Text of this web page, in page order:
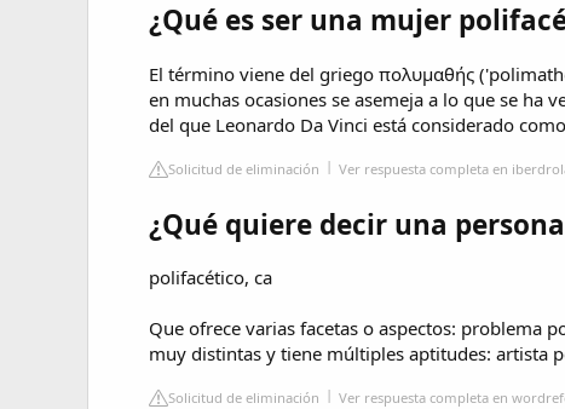
¿Qué es ser una mujer
El término viene del griego πολυμαθής
en muchas ocasiones se asemeja a lo que se ha
del que Leonardo Da Vinci está considerado
Solicitud de eliminación Ver respuesta completa en
¿Qué quiere decir una
polifacético, ca
Que ofrece varias facetas o aspectos: problema
muy distintas y tiene múltiples aptitudes: artista
Solicitud de eliminación Ver respuesta completa en